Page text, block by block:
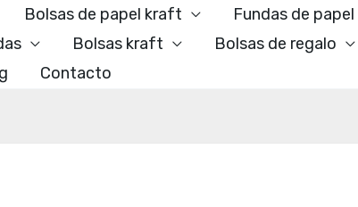
Bolsas de papel kraft Fundas de
Bolsas kraft Bolsas de regalo
Contacto